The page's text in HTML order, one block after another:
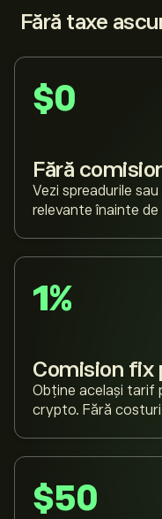
Fără taxe
$0
Fără
Vezi spreadurile
relevante înainte
1%
Comision fix
Obține același tarif
crypto. Fără costuri
$50